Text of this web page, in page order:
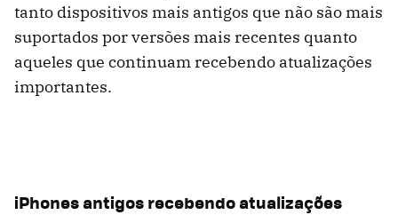
tanto dispositivos mais antigos que não são mais
suportados por versões mais recentes quanto
aqueles que continuam recebendo atualizações
importantes.
iPhones antigos recebendo atualizações